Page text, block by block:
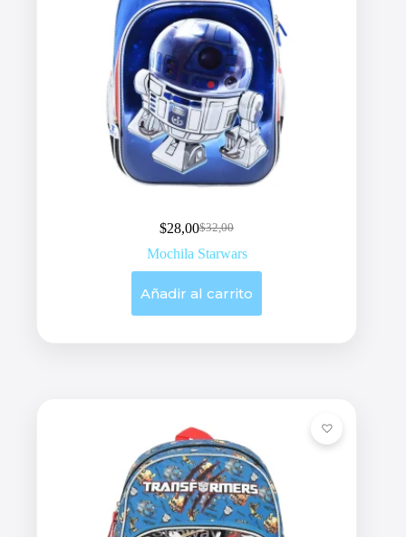
$32,00
Original
price
was:
$28,00Current
price
is:
Mochila Starwars
Añadir al carrito